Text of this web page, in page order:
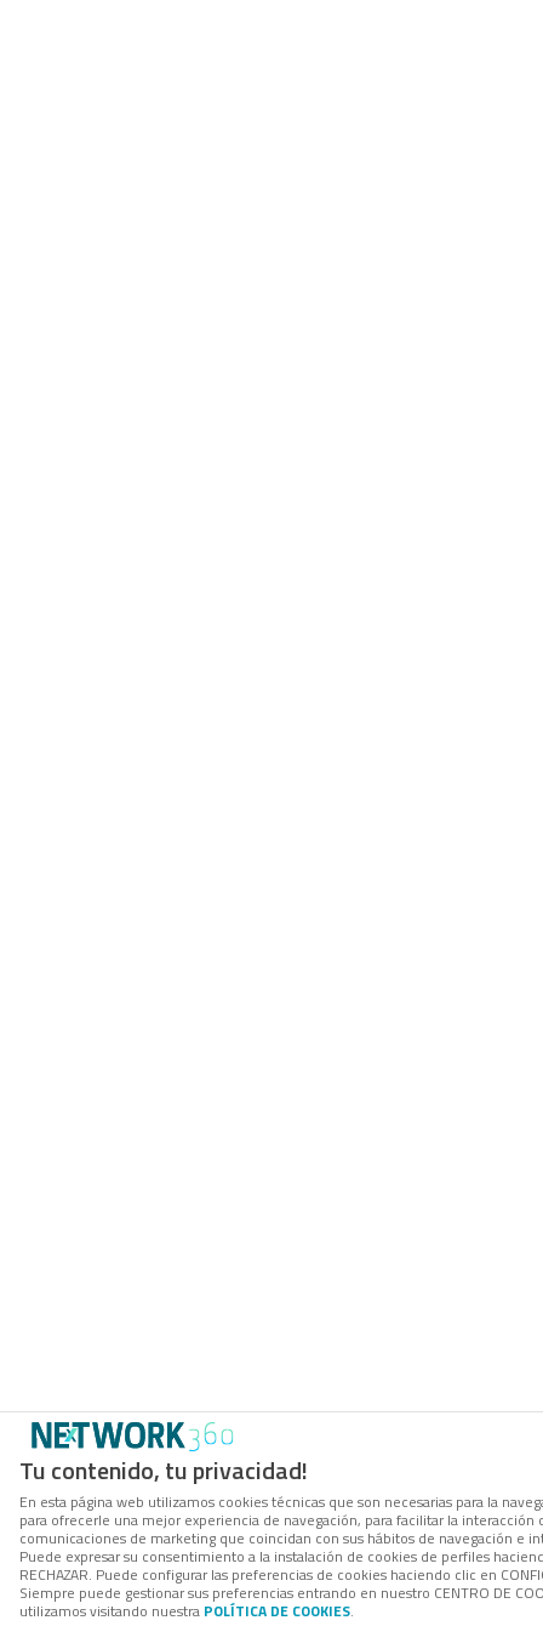
Tu contenido, tu privacidad!
En esta página web utilizamos cookies técnicas que son necesarias para la
para ofrecerle una mejor experiencia de navegación, para facilitar la
comunicaciones de marketing que coincidan con sus hábitos de navegación e
Puede expresar su consentimiento a la instalación de cookies de perfiles
RECHAZAR. Puede configurar las preferencias de cookies haciendo clic en
Siempre puede gestionar sus preferencias entrando en nuestro CENTRO DE
utilizamos visitando nuestra POLÍTICA DE COOKIES.